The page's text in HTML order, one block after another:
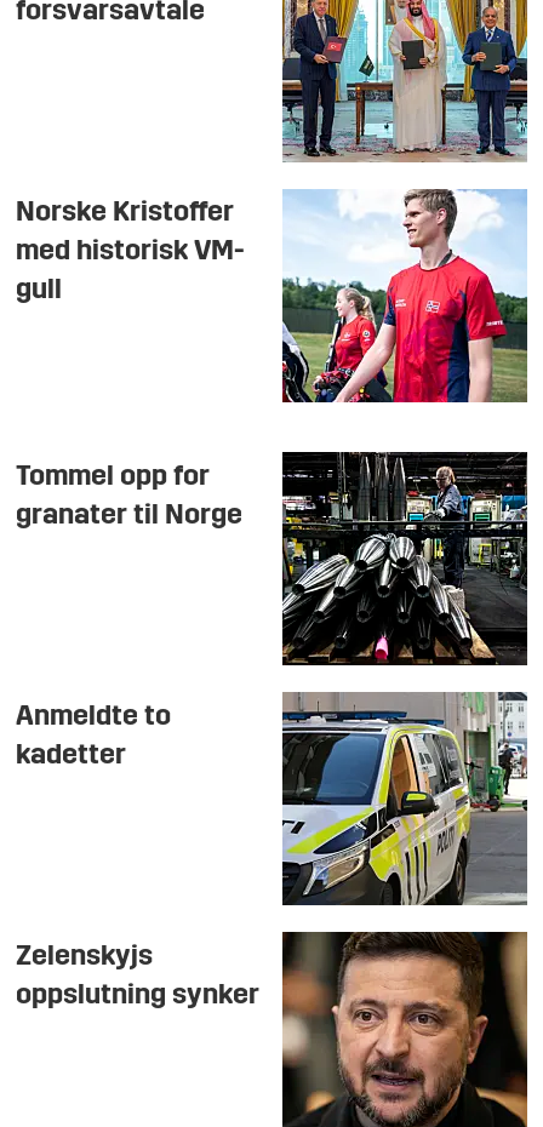
forsvarsavtale
Norske Kristoffer
med historisk VM-
gull
Tommel opp for
granater til Norge
Anmeldte to
kadetter
Zelenskyjs
oppslutning synker